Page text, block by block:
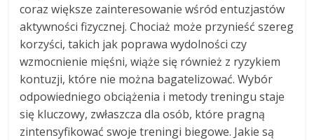
coraz większe zainteresowanie wśród entuzjastów
aktywności fizycznej. Chociaż może przynieść szereg
korzyści, takich jak poprawa wydolności czy
wzmocnienie mięśni, wiąże się również z ryzykiem
kontuzji, które nie można bagatelizować. Wybór
odpowiedniego obciążenia i metody treningu staje
się kluczowy, zwłaszcza dla osób, które pragną
zintensyfikować swoje treningi biegowe. Jakie są